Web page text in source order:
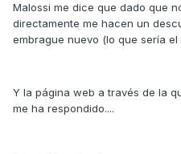
Malossi me dice que dado que
directamente me hacen un
embrague nuevo (lo que sería
Y la página web a través de la
me ha respondido....